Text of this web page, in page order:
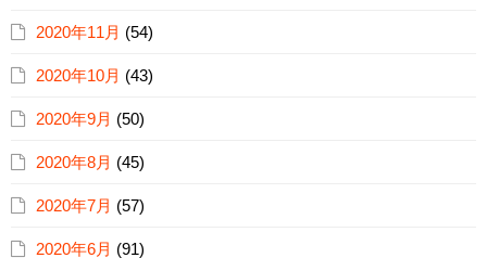
2020年11月 (54)
2020年10月 (43)
2020年9月 (50)
2020年8月 (45)
2020年7月 (57)
2020年6月 (91)